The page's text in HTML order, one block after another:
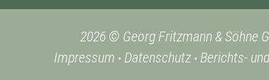
2026 © Georg Fritzmann & Söhne
Impressum • Datenschutz• Berichts-